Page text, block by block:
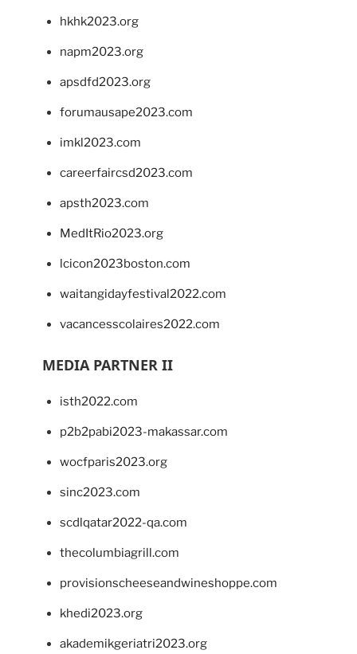
hkhk2023.org
napm2023.org
apsdfd2023.org
forumausape2023.com
imkl2023.com
careerfaircsd2023.com
apsth2023.com
MedItRio2023.org
lcicon2023boston.com
waitangidayfestival2022.com
vacancesscolaires2022.com
MEDIA PARTNER II
isth2022.com
p2b2pabi2023-makassar.com
wocfparis2023.org
sinc2023.com
scdlqatar2022-qa.com
thecolumbiagrill.com
provisionscheeseandwineshoppe.com
khedi2023.org
akademikgeriatri2023.org